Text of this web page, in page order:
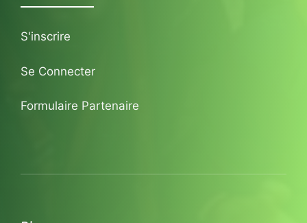
S'inscrire
Se Connecter
Formulaire Partenaire